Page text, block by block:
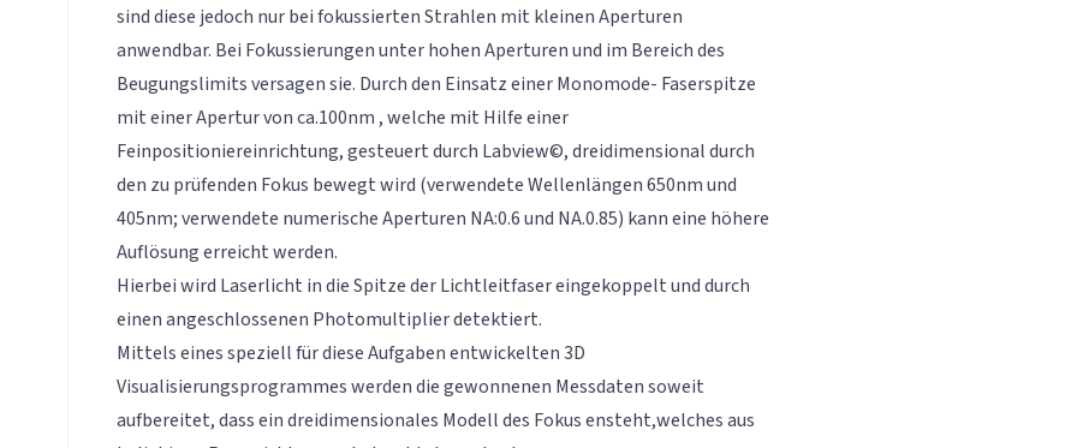
sind diese jedoch nur bei fokussierten Strahlen mit kleinen Aperturen
anwendbar. Bei Fokussierungen unter hohen Aperturen und im Bereich des
Beugungslimits versagen sie. Durch den Einsatz einer Monomode- Faserspitze
mit einer Apertur von ca.100nm , welche mit Hilfe einer
Feinpositioniereinrichtung, gesteuert durch Labview©, dreidimensional durch
den zu prüfenden Fokus bewegt wird (verwendete Wellenlängen 650nm und
405nm; verwendete numerische Aperturen NA:0.6 und NA.0.85) kann eine höhere
Auflösung erreicht werden.
Hierbei wird Laserlicht in die Spitze der Lichtleitfaser eingekoppelt und durch
einen angeschlossenen Photomultiplier detektiert.
Mittels eines speziell für diese Aufgaben entwickelten 3D
Visualisierungsprogrammes werden die gewonnenen Messdaten soweit
aufbereitet, dass ein dreidimensionales Modell des Fokus ensteht,welches aus